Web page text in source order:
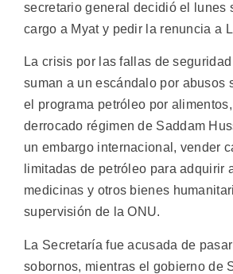
secretario general decidió el lunes
cargo a Myat y pedir la renuncia a
La crisis por las fallas de
suman a un escándalo por abusos
el programa petróleo por
derrocado régimen de Saddam
un embargo internacional, vender
limitadas de petróleo para adquirir
medicinas y otros bienes
supervisión de la ONU.
La Secretaría fue acusada de
sobornos, mientras el gobierno de